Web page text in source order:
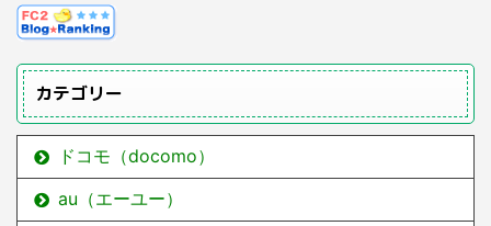
カテゴリー
ドコモ（docomo）
au（エーユー）